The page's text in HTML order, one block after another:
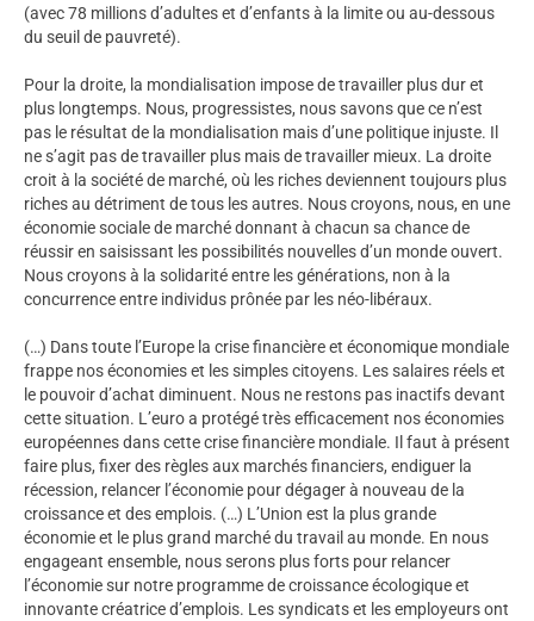
(avec 78 millions d’adultes et d’enfants à la limite ou au-dessous
du seuil de pauvreté).
Pour la droite, la mondialisation impose de travailler plus dur et
plus longtemps. Nous, progressistes, nous savons que ce n’est
pas le résultat de la mondialisation mais d’une politique injuste. Il
ne s’agit pas de travailler plus mais de travailler mieux. La droite
croit à la société de marché, où les riches deviennent toujours plus
riches au détriment de tous les autres. Nous croyons, nous, en une
économie sociale de marché donnant à chacun sa chance de
réussir en saisissant les possibilités nouvelles d’un monde ouvert.
Nous croyons à la solidarité entre les générations, non à la
concurrence entre individus prônée par les néo-libéraux.
(…) Dans toute l’Europe la crise financière et économique mondiale
frappe nos économies et les simples citoyens. Les salaires réels et
le pouvoir d’achat diminuent. Nous ne restons pas inactifs devant
cette situation. L’euro a protégé très efficacement nos économies
européennes dans cette crise financière mondiale. Il faut à présent
faire plus, fixer des règles aux marchés financiers, endiguer la
récession, relancer l’économie pour dégager à nouveau de la
croissance et des emplois. (…) L’Union est la plus grande
économie et le plus grand marché du travail au monde. En nous
engageant ensemble, nous serons plus forts pour relancer
l’économie sur notre programme de croissance écologique et
innovante créatrice d’emplois. Les syndicats et les employeurs ont